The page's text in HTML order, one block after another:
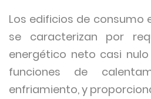
Los edificios de consumo
se caracterizan por
energético neto casi
funciones de
enfriamiento, y